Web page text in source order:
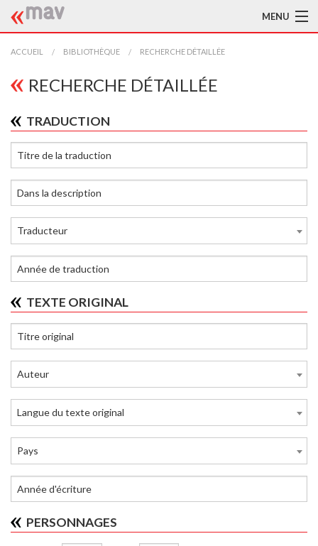
MENU
ACCUEIL
LA MAV
TRADUCTEURS
PUBLICATIONS
À L'AFFICHE
ACCUEIL BIBLIOTHÈQUE RECHERCHE DÉTAILLÉE
RECHERCHE DÉTAILLÉE
TRADUCTION
Traducteur
TEXTE ORIGINAL
Auteur
Langue du texte original
Pays
PERSONNAGES